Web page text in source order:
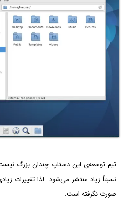
تیم توسعه‌ی این دستاپ چندان بزرگ
نسبتاً زیاد منتشر می‌شود. لذا تغییرات
صورت نگرفته است.